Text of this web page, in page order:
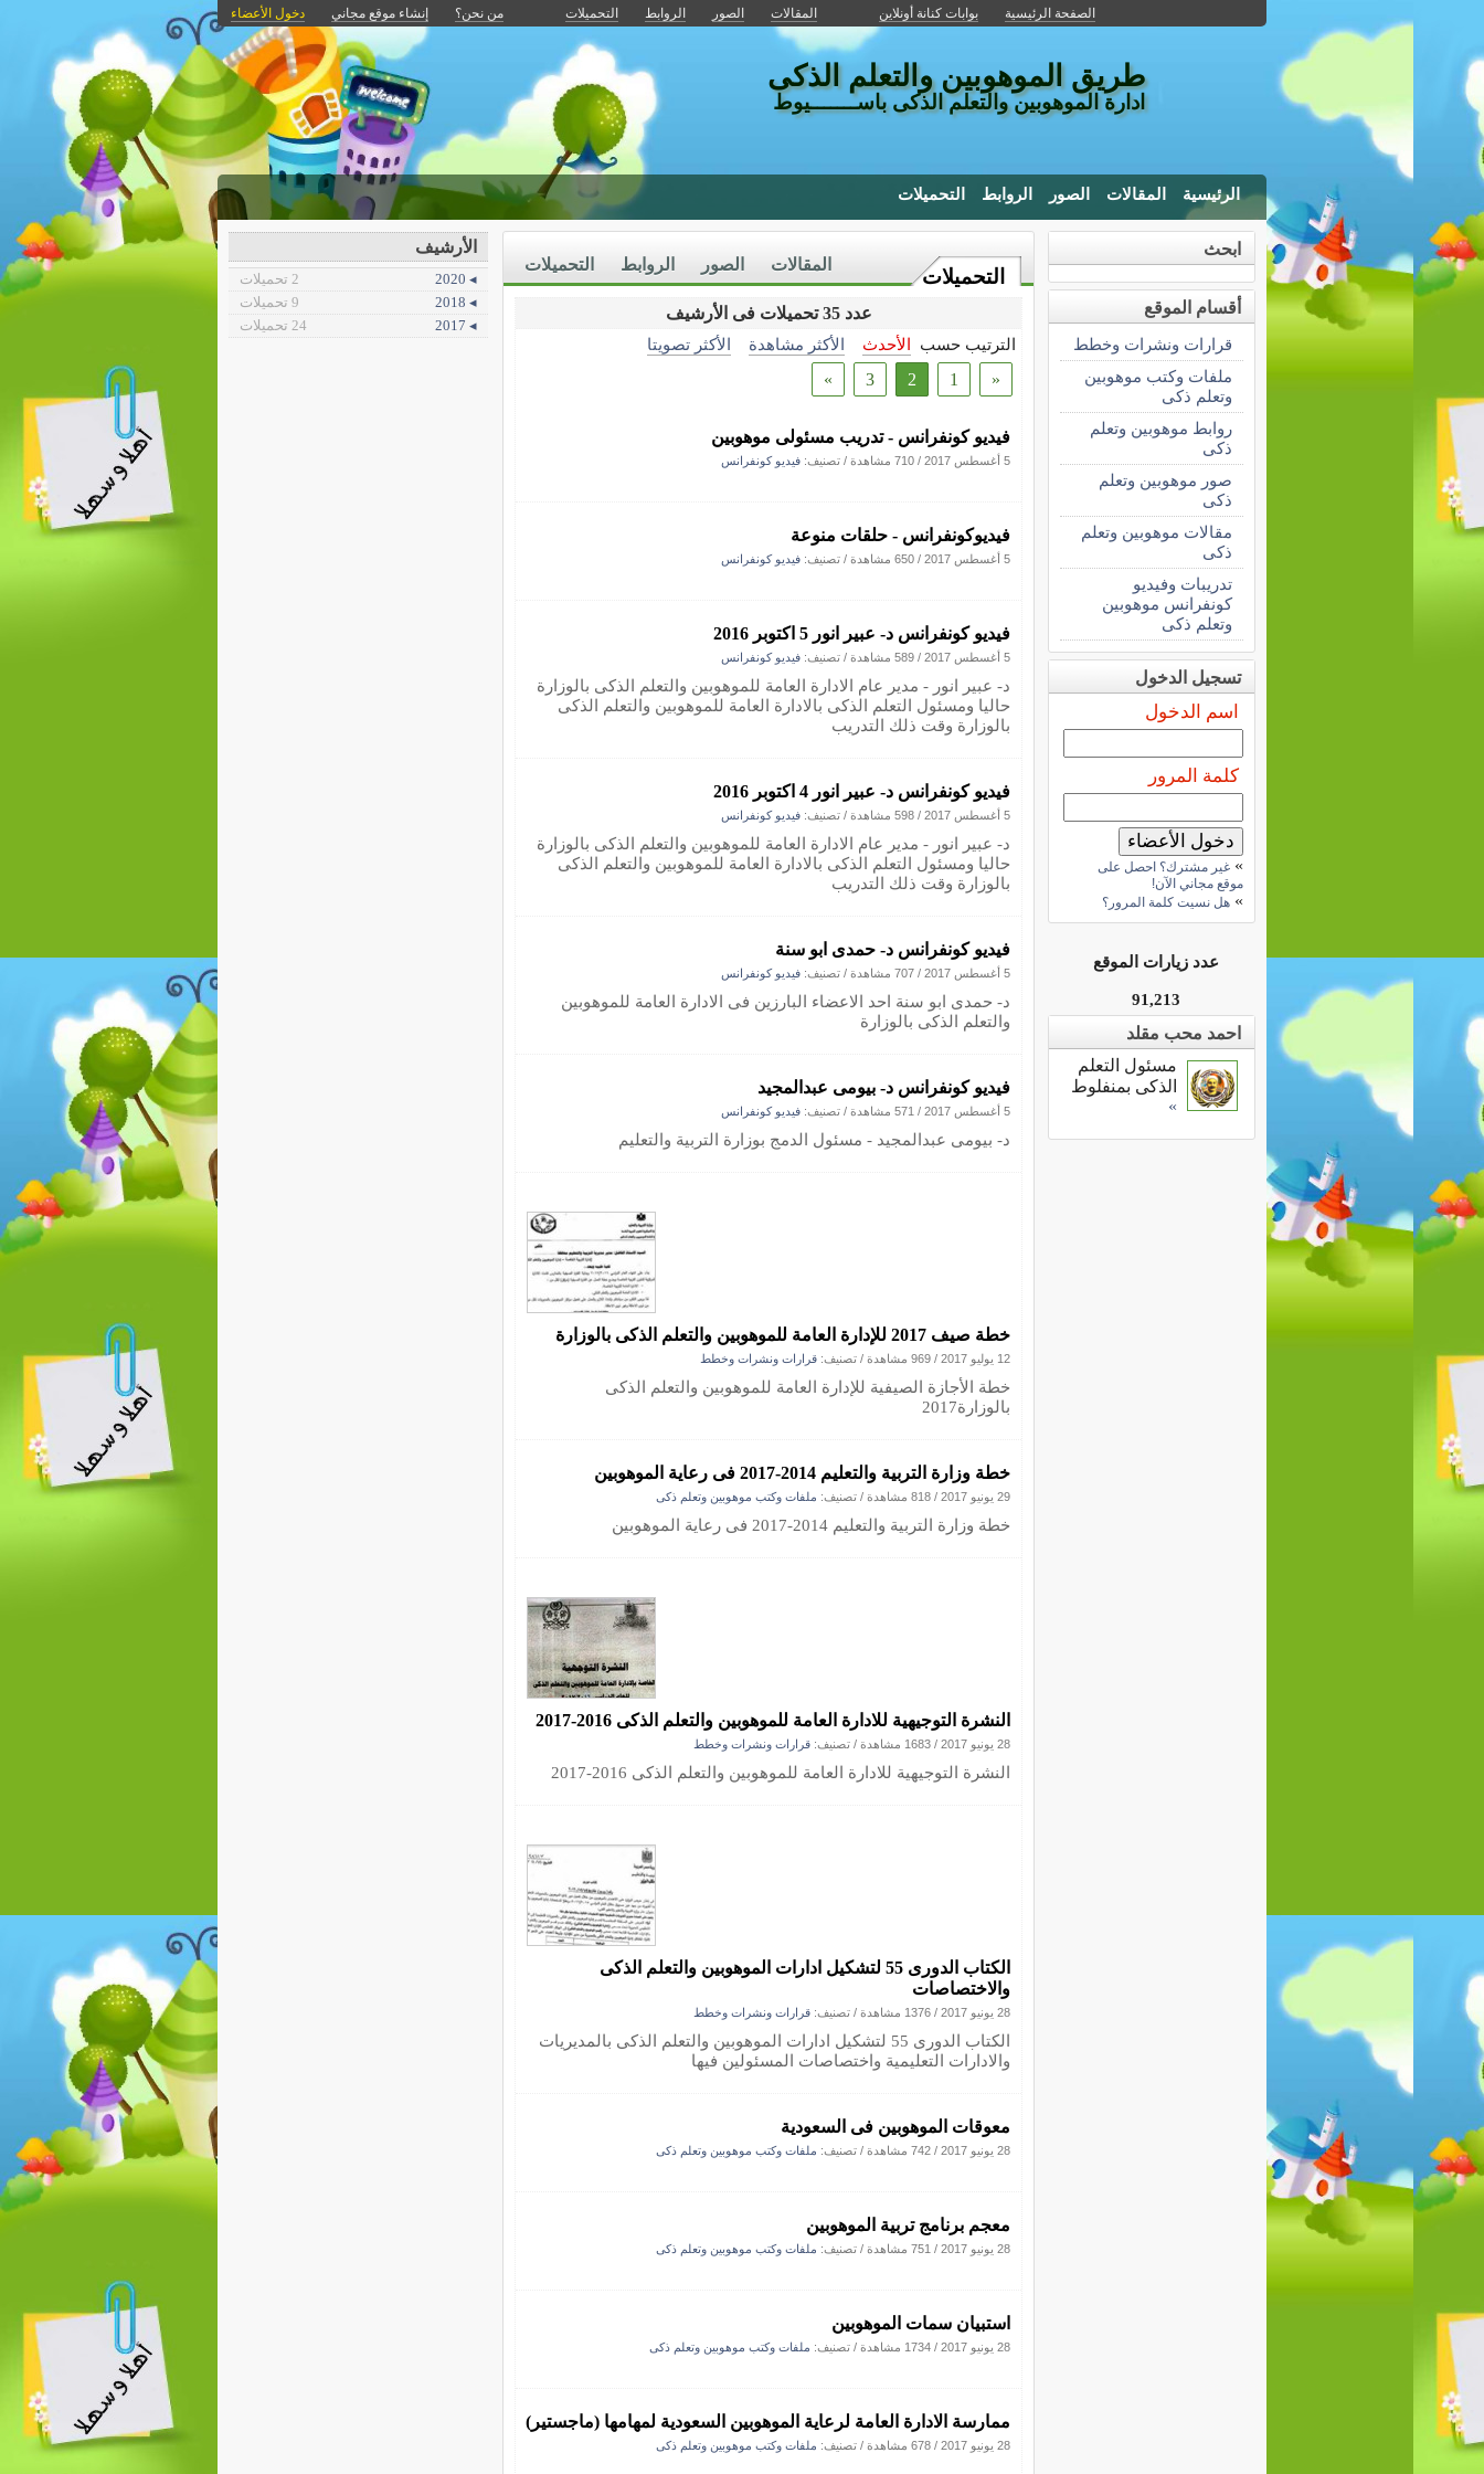
الصفحة الرئيسية بوابات كنانة أونلاين المقالات الصور الروابط التحميلات من نحن؟ إنشاء موقع مجاني دخول الأعضاء
طريق الموهوبين والتعلم الذكى
ادارة الموهوبين والتعلم الذكى باســـــــيوط
الرئيسية المقالات الصور الروابط التحميلات
التحميلات
التحميلات الروابط الصور المقالات
عدد 35 تحميلات فى الأرشيف
الترتيب حسب الأحدث الأكثر مشاهدة
الأكثر تصويتا
«
1
2
3
»
فيديو كونفرانس - تدريب مسئولى موهوبين
5 أغسطس 2017 / 710 مشاهدة / تصنيف: فيديو كونفرانس
فيديوكونفرانس - حلقات منوعة
5 أغسطس 2017 / 650 مشاهدة / تصنيف: فيديو كونفرانس
فيديو كونفرانس د- عبير انور 5 اكتوبر 2016
5 أغسطس 2017 / 589 مشاهدة / تصنيف: فيديو كونفرانس
د- عبير انور - مدير عام الادارة العامة للموهوبين والتعلم الذكى بالوزارة
حاليا ومسئول التعلم الذكى بالادارة العامة للموهوبين والتعلم الذكى
بالوزارة وقت ذلك التدريب
فيديو كونفرانس د- عبير انور 4 اكتوبر 2016
5 أغسطس 2017 / 598 مشاهدة / تصنيف: فيديو كونفرانس
د- عبير انور - مدير عام الادارة العامة للموهوبين والتعلم الذكى بالوزارة
حاليا ومسئول التعلم الذكى بالادارة العامة للموهوبين والتعلم الذكى
بالوزارة وقت ذلك التدريب
فيديو كونفرانس د- حمدى ابو سنة
5 أغسطس 2017 / 707 مشاهدة / تصنيف: فيديو كونفرانس
د- حمدى ابو سنة احد الاعضاء البارزين فى الادارة العامة للموهوبين
والتعلم الذكى بالوزارة
فيديو كونفرانس د- بيومى عبدالمجيد
5 أغسطس 2017 / 571 مشاهدة / تصنيف: فيديو كونفرانس
د- بيومى عبدالمجيد - مسئول الدمج بوزارة التربية والتعليم
خطة صيف 2017 للإدارة العامة للموهوبين والتعلم الذكى بالوزارة
12 يوليو 2017 / 969 مشاهدة / تصنيف: قرارات ونشرات وخطط
خطة الأجازة الصيفية للإدارة العامة للموهوبين والتعلم الذكى
بالوزارة2017
خطة وزارة التربية والتعليم 2014-2017 فى رعاية الموهوبين
29 يونيو 2017 / 818 مشاهدة / تصنيف: ملفات وكتب موهوبين وتعلم ذكى
خطة وزارة التربية والتعليم 2014-2017 فى رعاية الموهوبين
النشرة التوجيهية للادارة العامة للموهوبين والتعلم الذكى 2016-2017
28 يونيو 2017 / 1683 مشاهدة / تصنيف: قرارات ونشرات وخطط
النشرة التوجيهية للادارة العامة للموهوبين والتعلم الذكى 2016-2017
الكتاب الدورى 55 لتشكيل ادارات الموهوبين والتعلم الذكى
والاختصاصات
28 يونيو 2017 / 1376 مشاهدة / تصنيف: قرارات ونشرات وخطط
الكتاب الدورى 55 لتشكيل ادارات الموهوبين والتعلم الذكى بالمديريات
والادارات التعليمية واختصاصات المسئولين فيها
معوقات الموهوبين فى السعودية
28 يونيو 2017 / 742 مشاهدة / تصنيف: ملفات وكتب موهوبين وتعلم ذكى
معجم برنامج تربية الموهوبين
28 يونيو 2017 / 751 مشاهدة / تصنيف: ملفات وكتب موهوبين وتعلم ذكى
استبيان سمات الموهوبين
28 يونيو 2017 / 1734 مشاهدة / تصنيف: ملفات وكتب موهوبين وتعلم ذكى
ممارسة الادارة العامة لرعاية الموهوبين السعودية لمهامها (ماجستير)
28 يونيو 2017 / 678 مشاهدة / تصنيف: ملفات وكتب موهوبين وتعلم ذكى
ابحث
أقسام الموقع
قرارات ونشرات وخطط
ملفات وكتب موهوبين
وتعلم ذكى
روابط موهوبين وتعلم
ذكى
صور موهوبين وتعلم
ذكى
مقالات موهوبين وتعلم
ذكى
تدريبات وفيديو
كونفرانس موهوبين
وتعلم ذكى
تسجيل الدخول
اسم الدخول
كلمة المرور
» غير مشترك؟ احصل على
موقع مجاني الآن!
» هل نسيت كلمة المرور؟
عدد زيارات الموقع
91,213
احمد محب مقلد
مسئول التعلم
الذكى بمنفلوط
»
الأرشيف
◂ 2020
2 تحميلات
◂ 2018
9 تحميلات
◂ 2017
24 تحميلات